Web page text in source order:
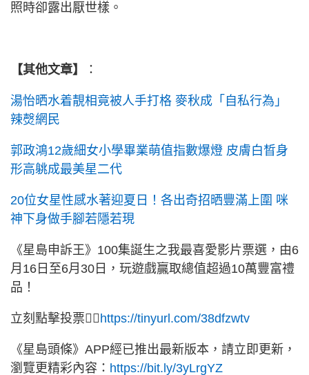
照時卻露出厭世樣。
【其他文章】 ：
湯怡晒水着靚相竟被人手打格 麥秋成「自私行為」
辣㷫網民
郭政鴻12歲細女小學畢業萌值指數爆燈 皮膚白晳身
形高䠷成最美星二代
20位女星性感水著迎夏日！各出奇招晒豐滿上圍 咪
神下身做手腳若隱若現
《星島申訴王》100集誕生之我最喜愛影片票選，由6
月16日至6月30日，玩遊戲贏取總值超過10萬豐富禮
品！
立刻點擊投票👉🏻 https://tinyurl.com/38dfzwtv
《星島頭條》APP經已推出最新版本，請立即更新，
瀏覽更精彩內容： https://bit.ly/3yLrgYZ